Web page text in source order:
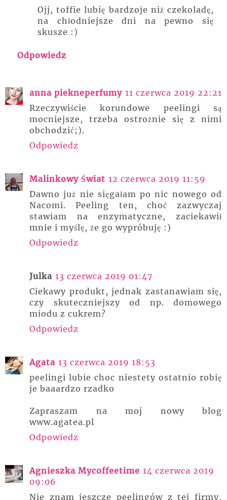
Ojj, toffie lubię bardzoje niż czekoladę,
na chłodniejsze dni na pewno się
skusze :)
Odpowiedz
anna piekneperfumy 11 czerwca 2019 22:21
Rzeczywiście korundowe peelingi są
mocniejsze, trzeba ostrożnie się z nimi
obchodzić;).
Odpowiedz
Malinkowy Świat 12 czerwca 2019 11:59
Dawno już nie sięgałam po nic nowego od
Nacomi. Peeling ten, choć zazwyczaj
stawiam na enzymatyczne, zaciekawił
mnie i myślę, że go wypróbuję :)
Odpowiedz
Julka 13 czerwca 2019 01:47
Ciekawy produkt, jednak zastanawiam się,
czy skuteczniejszy od np. domowego
miodu z cukrem?
Odpowiedz
Agata 13 czerwca 2019 18:53
peelingi lubie choc niestety ostatnio robię
je baaardzo rzadko
Zapraszam na moj nowy blog
www.agatea.pl
Odpowiedz
Agnieszka Mycoffeetime 14 czerwca 2019
09:06
Nie znam jeszcze peelingów z tej firmy,